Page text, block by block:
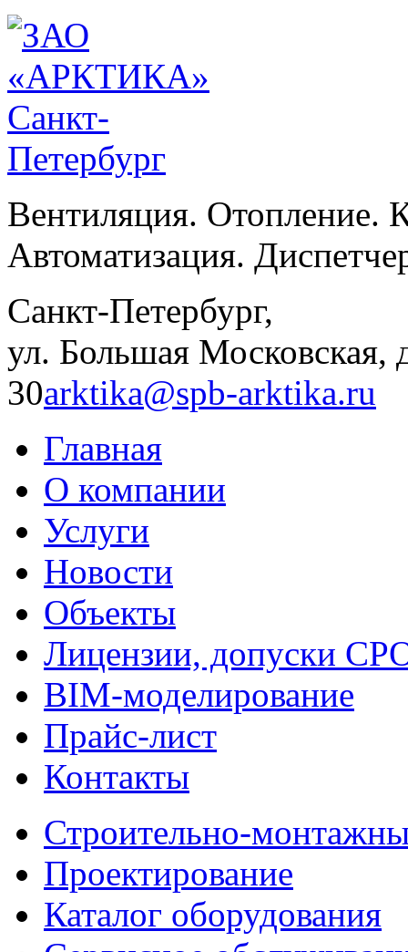
Вентиляция. Отопление.
Автоматизация.
Санкт-Петербург,
ул. Большая Московская,
30arktika@spb-arktika.ru
Главная
О компании
Услуги
Новости
Объекты
Лицензии, допуски
BIM-моделирование
Прайс-лист
Контакты
Строительно-
Проектирование
Каталог оборудования